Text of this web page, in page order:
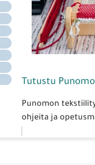
Tutustu
Punomon
ohjeita ja